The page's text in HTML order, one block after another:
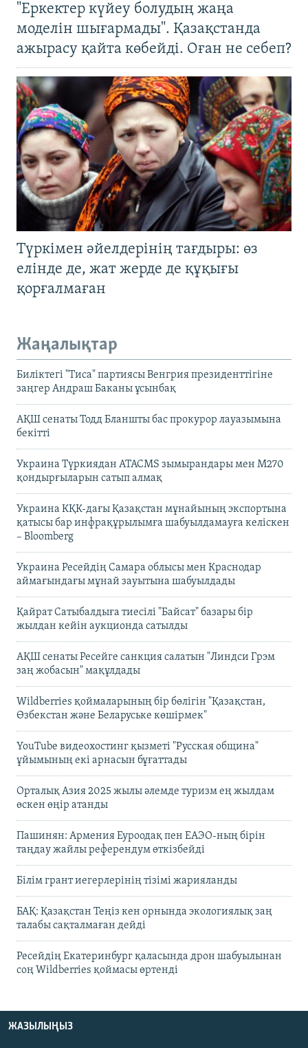
"Еркектер күйеу болудың жаңа
моделін шығармады". Қазақстанда
ажырасу қайта көбейді. Оған не себеп?
Түркімен әйелдерінің тағдыры: өз
елінде де, жат жерде де құқығы
қорғалмаған
Жаңалықтар
Биліктегі "Тиса" партиясы Венгрия президенттігіне
заңгер Андраш Баканы ұсынбақ
АҚШ сенаты Тодд Бланшты бас прокурор лауазымына
бекітті
Украина Түркиядан ATACMS зымырандары мен M270
қондырғыларын сатып алмақ
Украина КҚК-дағы Қазақстан мұнайының экспортына
қатысы бар инфрақұрылымға шабуылдамауға келіскен
– Bloomberg
Украина Ресейдің Самара облысы мен Краснодар
аймағындағы мұнай зауытына шабуылдады
Қайрат Сатыбалдыға тиесілі "Байсат" базары бір
жылдан кейін аукционда сатылды
АҚШ сенаты Ресейге санкция салатын "Линдси Грэм
заң жобасын" мақұлдады
Wildberries қоймаларының бір бөлігін "Қазақстан,
Өзбекстан және Беларуське көшірмек"
YouTube видеохостинг қызметі "Русская община"
ұйымының екі арнасын бұғаттады
Орталық Азия 2025 жылы әлемде туризм ең жылдам
өскен өңір атанды
Пашинян: Армения Еуроодақ пен ЕАЭО-ның бірін
таңдау жайлы референдум өткізбейді
Білім грант иегерлерінің тізімі жарияланды
БАҚ: Қазақстан Теңіз кен орнында экологиялық заң
талабы сақталмаған дейді
Ресейдің Екатеринбург қаласында дрон шабуылынан
соң Wildberries қоймасы өртенді
ЖАЗЫЛЫҢЫЗ